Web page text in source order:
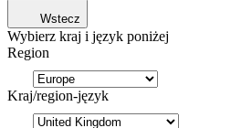
Wstecz
Wybierz kraj i język poniżej
Region
Kraj/region-język